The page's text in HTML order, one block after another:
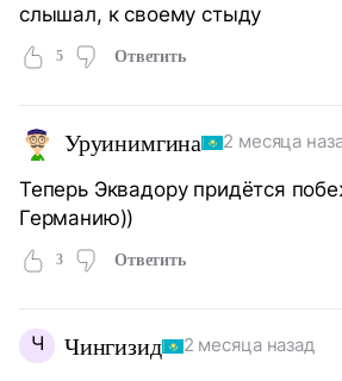
слышал, к своему стыду
5 Ответить
Уруинимгина 2 месяца
Теперь Эквадору придётся
Германию))
3 Ответить
Ч Чингизид 2 месяца назад